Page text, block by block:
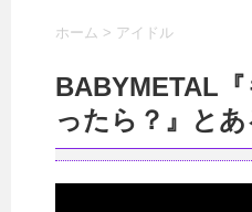
ホーム > アイドル
BABYMETAL
ったら？』と